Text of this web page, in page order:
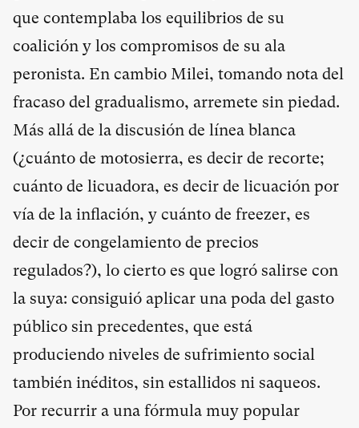
que contemplaba los equilibrios de su
coalición y los compromisos de su ala
peronista. En cambio Milei, tomando nota del
fracaso del gradualismo, arremete sin piedad.
Más allá de la discusión de línea blanca
(¿cuánto de motosierra, es decir de recorte;
cuánto de licuadora, es decir de licuación por
vía de la inflación, y cuánto de freezer, es
decir de congelamiento de precios
regulados?), lo cierto es que logró salirse con
la suya: consiguió aplicar una poda del gasto
público sin precedentes, que está
produciendo niveles de sufrimiento social
también inéditos, sin estallidos ni saqueos.
Por recurrir a una fórmula muy popular